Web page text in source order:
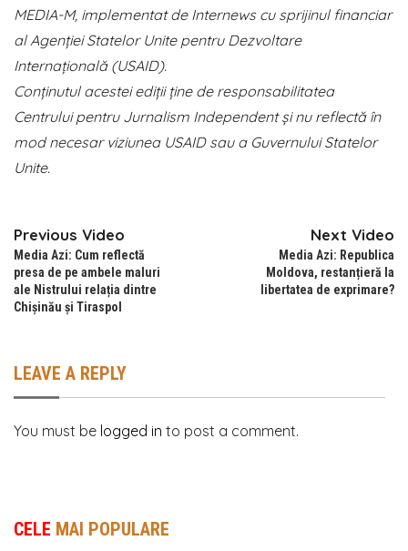
MEDIA-M, implementat de Internews cu sprijinul financiar
al Agenției Statelor Unite pentru Dezvoltare
Internațională (USAID).
Conținutul acestei ediții ține de responsabilitatea
Centrului pentru Jurnalism Independent și nu reflectă în
mod necesar viziunea USAID sau a Guvernului Statelor
Unite.
Previous Video
Media Azi: Cum reflectă
presa de pe ambele maluri
ale Nistrului relația dintre
Chișinău și Tiraspol
Next Video
Media Azi: Republica
Moldova, restanțieră la
libertatea de exprimare?
LEAVE A REPLY
You must be logged in to post a comment.
CELE MAI POPULARE